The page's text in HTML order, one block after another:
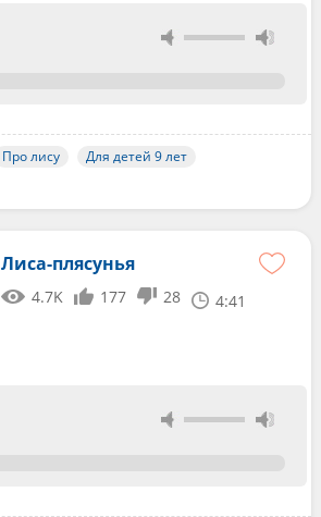
Про лису
Для детей 9 лет
Лиса-плясунья
4.7K 177 28 4:41